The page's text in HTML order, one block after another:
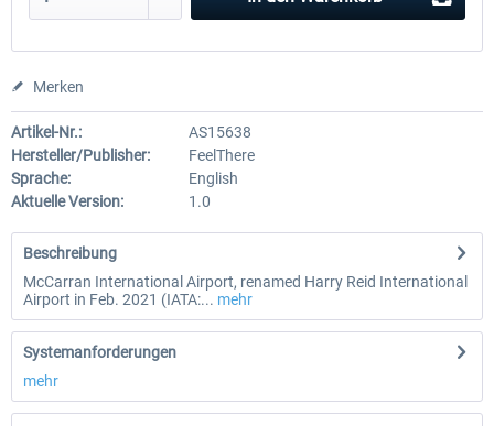
Merken
Artikel-Nr.:
AS15638
Hersteller/Publisher:
FeelThere
Sprache:
English
Aktuelle Version:
1.0
Beschreibung
McCarran International Airport, renamed Harry Reid International
Airport in Feb. 2021 (IATA:... mehr
Systemanforderungen
mehr